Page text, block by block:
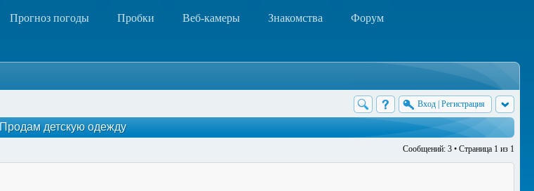
Прогноз погоды Пробки Веб-камеры Знакомства Форум
Вход Регистрация
Продам детскую одежду
Сообщений: 3 • Страница 1 из 1